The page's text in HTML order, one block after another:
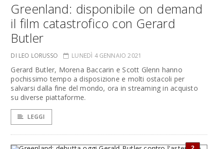
Greenland: disponibile on demand
il film catastrofico con Gerard
Butler
DI LEO LORUSSO LUNEDÌ 4 GENNAIO 2021
Gerard Butler, Morena Baccarin e Scott Glenn hanno
pochissimo tempo a disposizione e molti ostacoli per
salvarsi dalla fine del mondo, ora in streaming in acquisto
su diverse piattaforme.
LEGGI